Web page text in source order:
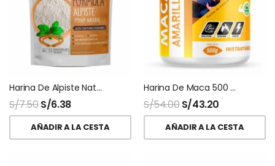
Harina De Alpiste Naturalmaxx
S/7.50S/6.38
AÑADIR A LA CESTA
Harina De Maca 500 Gr Naturalmaxx
S/54.00 S/43.20
AÑADIR A LA CESTA